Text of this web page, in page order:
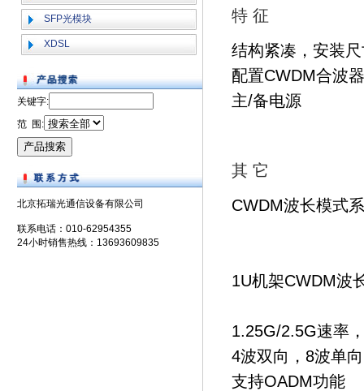
SFP光模块
XDSL
关键字:
范 围:
北京拓瑞光通信设备有限公司
联系电话：010-62954355
24小时销售热线：13693609835
特 征
结构紧凑，安装
配置CWDM合波
主/备电源
其 它
CWDM波长模式
1U机架CWDM波
1.25G/2.5G速率
4波双向，8波单向
支持OADM功能